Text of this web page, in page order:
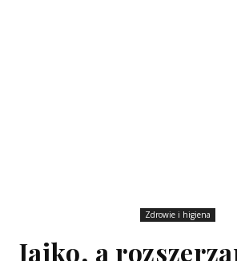
Zdrowie i higiena
Jajko, a